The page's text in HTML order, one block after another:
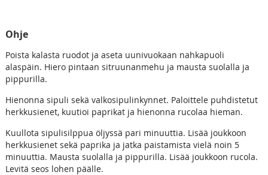
Ohje
Poista kalasta ruodot ja aseta uunivuokaan nahkapuoli
alaspäin. Hiero pintaan sitruunanmehu ja mausta suolalla ja
pippurilla.
Hienonna sipuli sekä valkosipulinkynnet. Paloittele puhdistetut
herkkusienet, kuutioi paprikat ja hienonna rucolaa hieman.
Kuullota sipulisilppua öljyssä pari minuuttia. Lisää joukkoon
herkkusienet sekä paprika ja jatka paistamista vielä noin 5
minuuttia. Mausta suolalla ja pippurilla. Lisää joukkoon rucola.
Levitä seos lohen päälle.